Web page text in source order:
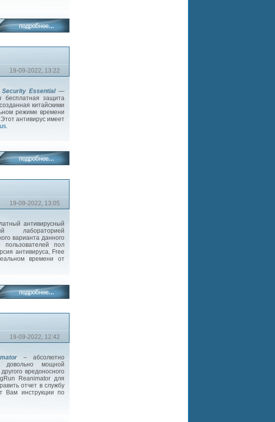
19-09-2022, 13:22
Security Essential—
бесплатная защита
китайскими
режиме времени
антивирус имеет
.
19-09-2022, 13:05
антивирусный
лабораторией
варианта данного
пол
антивируса, Free
времени от
19-09-2022, 12:42
– абсолютно
довольно мощной
вредоносного
Reanimator для
отчет в службу
Вам инструкции по